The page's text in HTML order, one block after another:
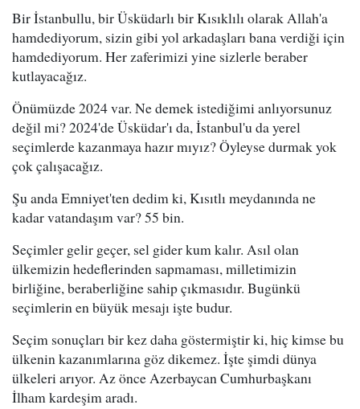
Bir İstanbullu, bir Üsküdarlı bir Kısıklılı olarak Allah'a
hamdediyorum, sizin gibi yol arkadaşları bana verdiği için
hamdediyorum. Her zaferimizi yine sizlerle beraber
kutlayacağız.
Önümüzde 2024 var. Ne demek istediğimi anlıyorsunuz
değil mi? 2024'de Üsküdar'ı da, İstanbul'u da yerel
seçimlerde kazanmaya hazır mıyız? Öyleyse durmak yok
çok çalışacağız.
Şu anda Emniyet'ten dedim ki, Kısıtlı meydanında ne
kadar vatandaşım var? 55 bin.
Seçimler gelir geçer, sel gider kum kalır. Asıl olan
ülkemizin hedeflerinden sapmaması, milletimizin
birliğine, beraberliğine sahip çıkmasıdır. Bugünkü
seçimlerin en büyük mesajı işte budur.
Seçim sonuçları bir kez daha göstermiştir ki, hiç kimse bu
ülkenin kazanımlarına göz dikemez. İşte şimdi dünya
ülkeleri arıyor. Az önce Azerbaycan Cumhurbaşkanı
İlham kardeşim aradı.